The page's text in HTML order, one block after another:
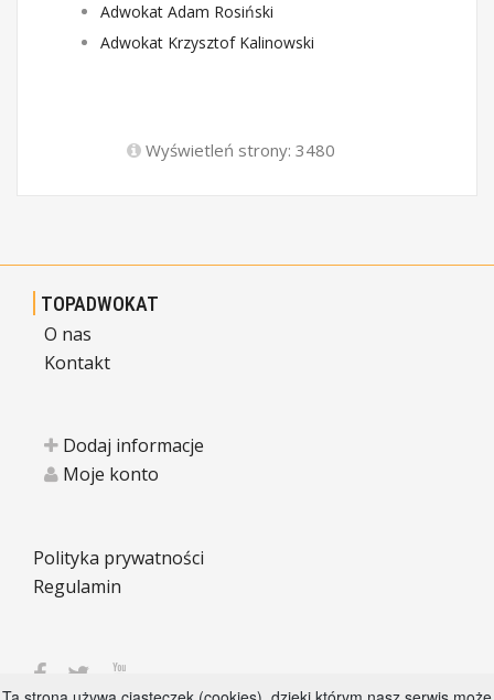
Adwokat Adam Rosiński
Adwokat Krzysztof Kalinowski
Wyświetleń strony: 3480
TOPADWOKAT
O nas
Kontakt
Dodaj informacje
Moje konto
Polityka prywatności
Regulamin